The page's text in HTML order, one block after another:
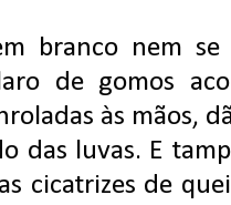
branco nem
de gomos
às mãos,
das luvas. E
cicatrizes de